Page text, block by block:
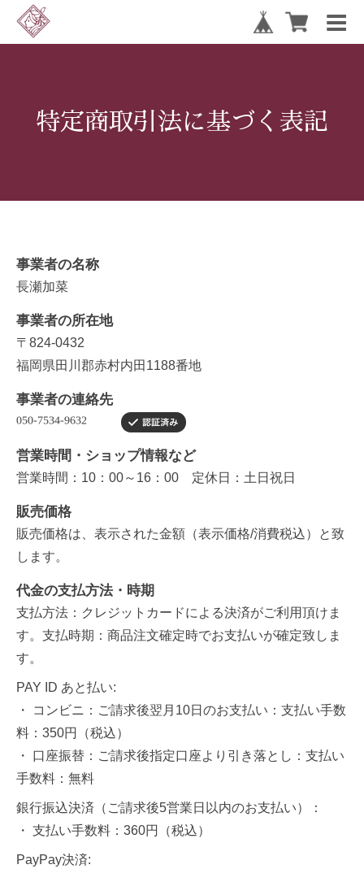
特定商取引法に基づく表記
事業者の名称
長瀬加菜
事業者の所在地
〒824-0432
福岡県田川郡赤村内田1188番地
事業者の連絡先
営業時間・ショップ情報など
営業時間：10：00～16：00 定休日：土日祝日
販売価格
販売価格は、表示された金額（表示価格/消費税込）と致
します。
代金の支払方法・時期
支払方法：クレジットカードによる決済がご利用頂けま
す。支払時期：商品注文確定時でお支払いが確定致しま
す。
PAY ID あと払い:
・ コンビニ：ご請求後翌月10日のお支払い：支払い手数
料：350円（税込）
・ 口座振替：ご請求後指定口座より引き落とし：支払い
手数料：無料
銀行振込決済（ご請求後5営業日以内のお支払い）：
・ 支払い手数料：360円（税込）
PayPay決済: